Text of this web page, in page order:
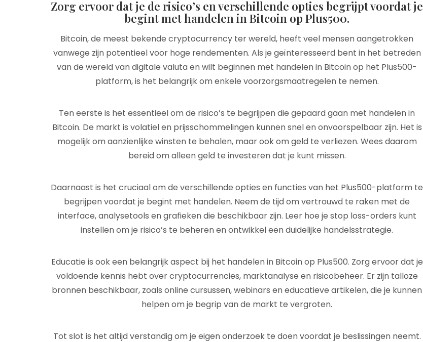
Zorg ervoor dat je de risico’s en verschillende opties begrijpt voordat je
begint met handelen in Bitcoin op Plus500.
Bitcoin, de meest bekende cryptocurrency ter wereld, heeft veel mensen aangetrokken
vanwege zijn potentieel voor hoge rendementen. Als je geïnteresseerd bent in het betreden
van de wereld van digitale valuta en wilt beginnen met handelen in Bitcoin op het Plus500-
platform, is het belangrijk om enkele voorzorgsmaatregelen te nemen.
Ten eerste is het essentieel om de risico’s te begrijpen die gepaard gaan met handelen in
Bitcoin. De markt is volatiel en prijsschommelingen kunnen snel en onvoorspelbaar zijn. Het is
mogelijk om aanzienlijke winsten te behalen, maar ook om geld te verliezen. Wees daarom
bereid om alleen geld te investeren dat je kunt missen.
Daarnaast is het cruciaal om de verschillende opties en functies van het Plus500-platform te
begrijpen voordat je begint met handelen. Neem de tijd om vertrouwd te raken met de
interface, analysetools en grafieken die beschikbaar zijn. Leer hoe je stop loss-orders kunt
instellen om je risico’s te beheren en ontwikkel een duidelijke handelsstrategie.
Educatie is ook een belangrijk aspect bij het handelen in Bitcoin op Plus500. Zorg ervoor dat je
voldoende kennis hebt over cryptocurrencies, marktanalyse en risicobeheer. Er zijn talloze
bronnen beschikbaar, zoals online cursussen, webinars en educatieve artikelen, die je kunnen
helpen om je begrip van de markt te vergroten.
Tot slot is het altijd verstandig om je eigen onderzoek te doen voordat je beslissingen neemt.